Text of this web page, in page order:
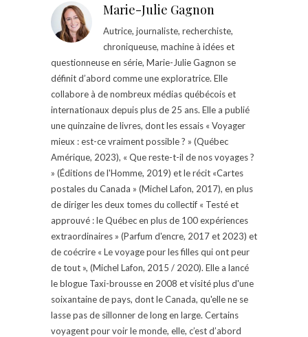
Marie-Julie Gagnon
Autrice, journaliste, recherchiste,
chroniqueuse, machine à idées et
questionneuse en série, Marie-Julie Gagnon se
définit d’abord comme une exploratrice. Elle
collabore à de nombreux médias québécois et
internationaux depuis plus de 25 ans. Elle a publié
une quinzaine de livres, dont les essais « Voyager
mieux : est-ce vraiment possible ? » (Québec
Amérique, 2023), « Que reste-t-il de nos voyages ?
» (Éditions de l'Homme, 2019) et le récit «Cartes
postales du Canada » (Michel Lafon, 2017), en plus
de diriger les deux tomes du collectif « Testé et
approuvé : le Québec en plus de 100 expériences
extraordinaires » (Parfum d'encre, 2017 et 2023) et
de coécrire « Le voyage pour les filles qui ont peur
de tout », (Michel Lafon, 2015 / 2020). Elle a lancé
le blogue Taxi-brousse en 2008 et visité plus d'une
soixantaine de pays, dont le Canada, qu'elle ne se
lasse pas de sillonner de long en large. Certains
voyagent pour voir le monde, elle, c’est d’abord